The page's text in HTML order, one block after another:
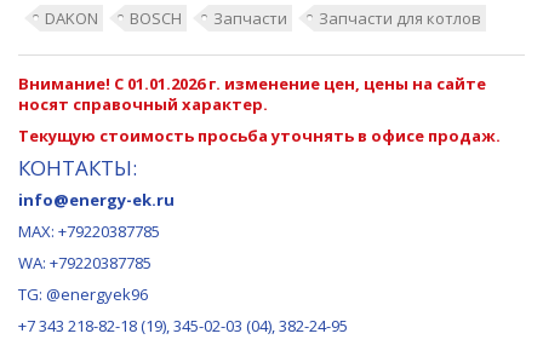
DAKON BOSCH Запчасти Запчасти для котлов
Внимание! С 01.01.2026 г. изменение цен, цены на сайте
носят справочный характер.
Текущую стоимость просьба уточнять в офисе продаж.
КОНТАКТЫ:
info@energy-ek.ru
MAX: +79220387785
WA: +79220387785
TG: @energyek96
+7 343 218-82-18 (19), 345-02-03 (04), 382-24-95